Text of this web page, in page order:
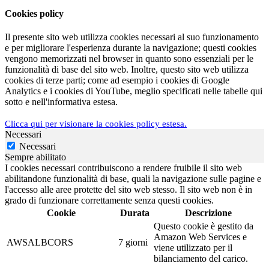
Cookies policy
Il presente sito web utilizza cookies necessari al suo funzionamento
e per migliorare l'esperienza durante la navigazione; questi cookies
vengono memorizzati nel browser in quanto sono essenziali per le
funzionalità di base del sito web. Inoltre, questo sito web utilizza
cookies di terze parti; come ad esempio i cookies di Google
Analytics e i cookies di YouTube, meglio specificati nelle tabelle qui
sotto e nell'informativa estesa.
Clicca qui per visionare la cookies policy estesa.
Necessari
Necessari
Sempre abilitato
I cookies necessari contribuiscono a rendere fruibile il sito web
abilitandone funzionalità di base, quali la navigazione sulle pagine e
l'accesso alle aree protette del sito web stesso. Il sito web non è in
grado di funzionare correttamente senza questi cookies.
Cookie
Durata Descrizione
AWSALBCORS 7 giorni
Questo cookie è gestito da
Amazon Web Services e
viene utilizzato per il
bilanciamento del carico.